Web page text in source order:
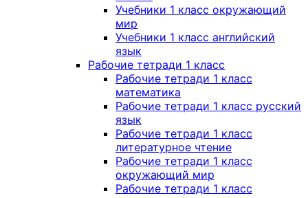
Учебники 1 класс окружающий
мир
Учебники 1 класс английский
язык
Рабочие тетради 1 класс
Рабочие тетради 1 класс
математика
Рабочие тетради 1 класс русский
язык
Рабочие тетради 1 класс
литературное чтение
Рабочие тетради 1 класс
окружающий мир
Рабочие тетради 1 класс